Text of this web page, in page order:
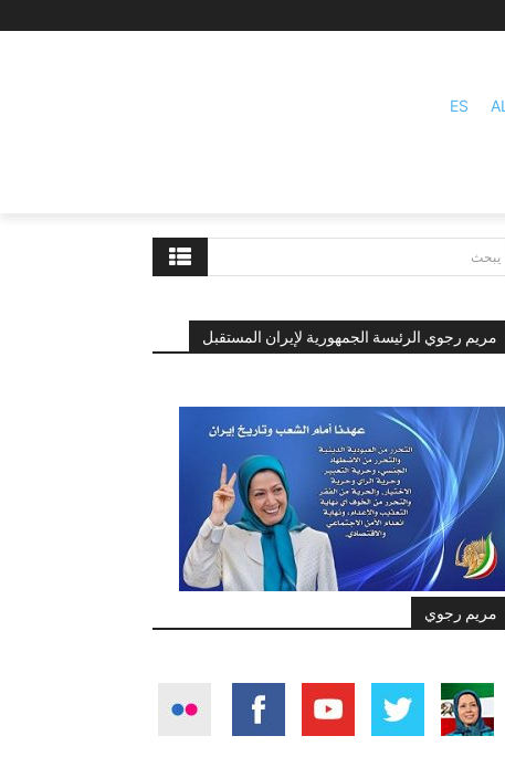
ES AL
يبحث
مريم رجوي الرئيسة الجمهورية لإيران المستقبل
مريم رجوي